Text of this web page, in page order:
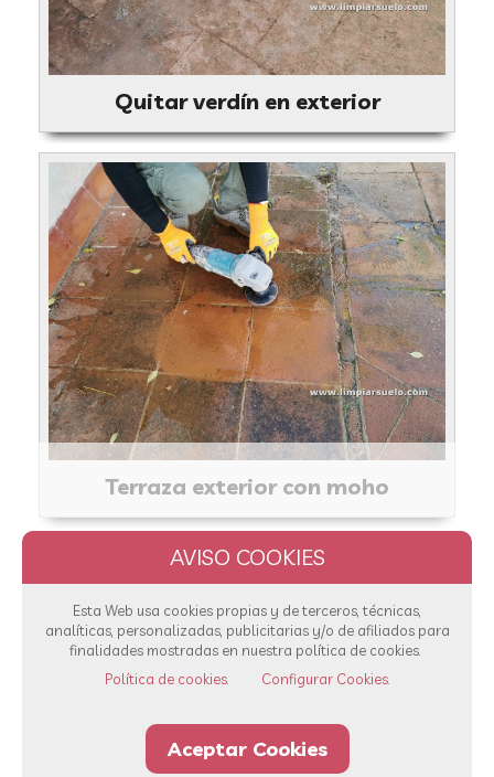
Quitar verdín en exterior
Terraza exterior con moho
Ver todos los servicios
93 232 00 42 Whatsapp
Esta Web usa cookies propias y de terceros, técnicas,
analíticas, personalizadas, publicitarias y/o de afiliados para
finalidades mostradas en nuestra política de cookies.
Política de cookies.
Configurar Cookies.
Aceptar Cookies